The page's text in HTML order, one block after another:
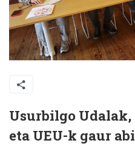
Usurbilgo
eta UEU-k gaur